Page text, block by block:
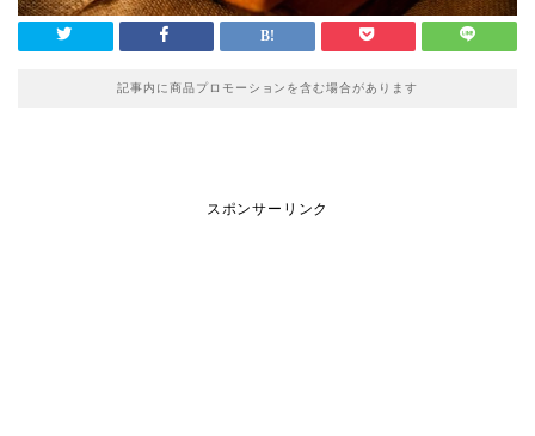
記事内に商品プロモーションを含む場合があります
スポンサーリンク